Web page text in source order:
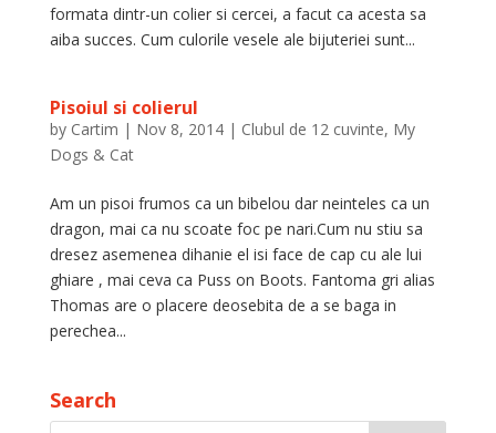
formata dintr-un colier si cercei, a facut ca acesta sa
aiba succes. Cum culorile vesele ale bijuteriei sunt...
Pisoiul si colierul
by Cartim | Nov 8, 2014| Clubul de 12 cuvinte, My
Dogs & Cat
Am un pisoi frumos ca un bibelou dar neinteles ca un
dragon, mai ca nu scoate foc pe nari.Cum nu stiu sa
dresez asemenea dihanie el isi face de cap cu ale lui
ghiare , mai ceva ca Puss on Boots. Fantoma gri alias
Thomas are o placere deosebita de a se baga in
perechea...
Search